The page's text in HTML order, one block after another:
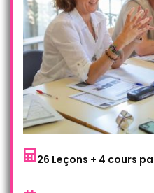
26 Leçons + 4 cours